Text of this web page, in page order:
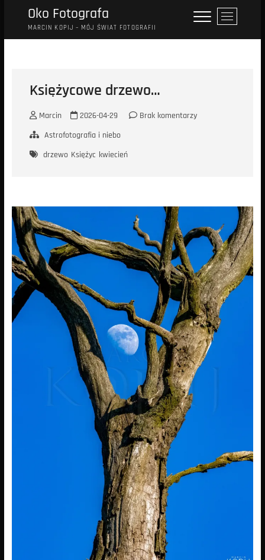
Oko Fotografa
MARCIN KOPIJ – MÓJ ŚWIAT FOTOGRAFII
P
r
z
Księżycowe drzewo…
Marcin 2026-04-29
Brak komentarzy
Astrofotografia i niebo
drzewo Księżyc kwiecień